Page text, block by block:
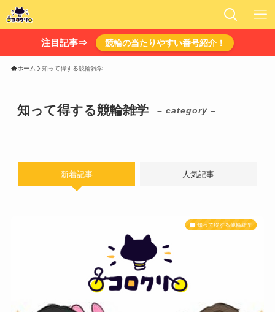
注目記事⇒ 競輪の当たりやすい番号紹介！
ホーム 知って得する競輪雑学
知って得する競輪雑学 – category –
新着記事 人気記事
知って得する競輪雑学